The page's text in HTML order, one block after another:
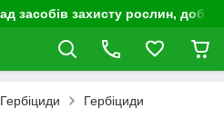
засобів захисту рослин,
Гербіциди Гербіциди